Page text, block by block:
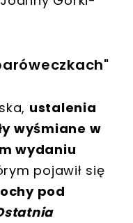
ustalenia
wyśmiane w
wydaniu
pojawił się
pod